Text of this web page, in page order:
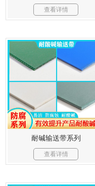
查看详情
耐碱输送带系列
查看详情